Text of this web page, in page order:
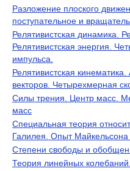
Разложение плоского
поступательное и
Релятивистская динамика.
Релятивистская энергия.
импульса.
Релятивистская
векторов. Четырехмерная
Силы трения. Центр масс.
масс
Специальная теория
Галилея. Опыт
Степени свободы и
Теория линейных